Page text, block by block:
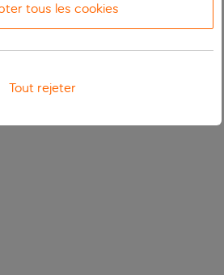
tous les cookies
Tout rejeter